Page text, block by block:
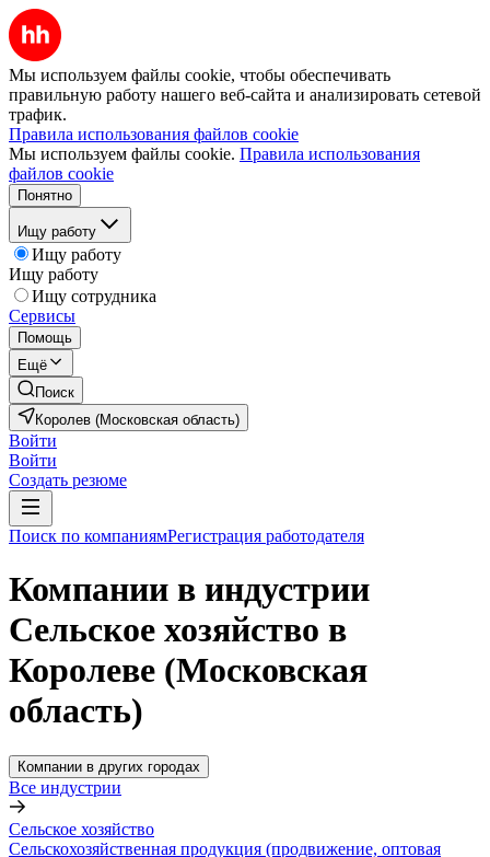
Мы используем файлы cookie, чтобы обеспечивать
правильную работу нашего веб-сайта и анализировать сетевой
трафик.
Правила использования файлов cookie
Мы используем файлы cookie. Правила использования
файлов cookie
Понятно
Ищу работу
Ищу работу
Ищу работу
Ищу сотрудника
Сервисы
Помощь
Ещё
Поиск
Королев (Московская область)
Войти
Войти
Создать резюме
Поиск по компаниямРегистрация работодателя
Компании в индустрии
Сельское хозяйство в
Королеве (Московская
область)
Компании в других городах
Все индустрии
Сельское хозяйство
Сельскохозяйственная продукция (продвижение, оптовая